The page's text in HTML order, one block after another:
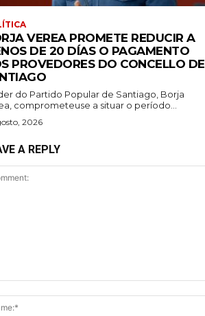
VEREA PROMETE REDUCIR A
DE 20 DÍAS O PAGAMENTO
PROVEDORES DO CONCELLO DE
do Partido Popular de Santiago, Borja
comprometeuse a situar o período...
2026
A REPLY